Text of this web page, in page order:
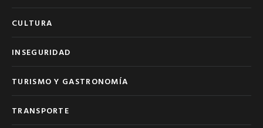
CULTURA
INSEGURIDAD
TURISMO Y GASTRONOMÍA
TRANSPORTE